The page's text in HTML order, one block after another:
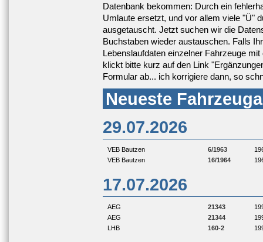
Datenbank bekommen: Durch ein
Umlaute ersetzt, und vor allem viele "Ü"
ausgetauscht. Jetzt suchen wir die
Buchstaben wieder austauschen. Falls
Lebenslaufdaten einzelner Fahrzeuge
klickt bitte kurz auf den Link
Formular ab... ich korrigiere dann, so
Neueste
29.07.2026
VEB Bautzen 6/1963
VEB Bautzen
16/1964
17.07.2026
AEG 21343
AEG
21344
LHB
160-2